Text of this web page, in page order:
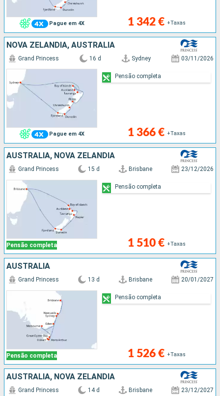
Pague em 4X 1 342 € +Taxas
NOVA ZELANDIA, AUSTRALIA
Pague em 4X
Grand Princess 16 d Sydney 03/11/2026
1 366 € +Taxas
Pensão completa
AUSTRALIA, NOVA ZELANDIA
Pensão completa
Grand Princess 15 d Brisbane 23/12/2026
1 510 € +Taxas
Pensão completa
AUSTRALIA
Pensão completa
Grand Princess 13 d Brisbane 20/01/2027
1 526 € +Taxas
Pensão completa
AUSTRALIA, NOVA ZELANDIA
Grand Princess 14 d Brisbane 23/12/2027